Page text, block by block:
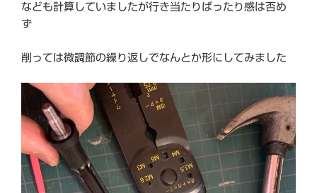
なども計算していましたが行き当たりばったり感は否め
ず
削っては微調節の繰り返しでなんとか形にしてみました